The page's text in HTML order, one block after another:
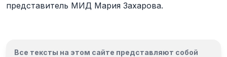
представитель МИД Мария Захарова.
Все тексты на этом сайте представляют собой